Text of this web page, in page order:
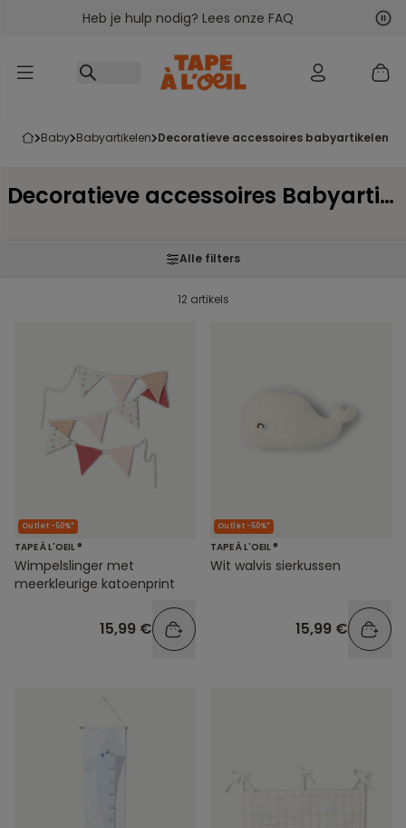
Ga naar inhoudHeb je hulp nodig? Lees onze FAQ
baby babyartikelen decoratieve accessoires babyartikelen
Decoratieve accessoires Babyartikelen
Alle filters
12 artikels
Outlet -50%*
TAPE À L'OEIL ®
Wimpelslinger met
meerkleurige katoenprint
15,99 €
Outlet -50%*
TAPE À L'OEIL ®
Wit walvis sierkussen
15,99 €